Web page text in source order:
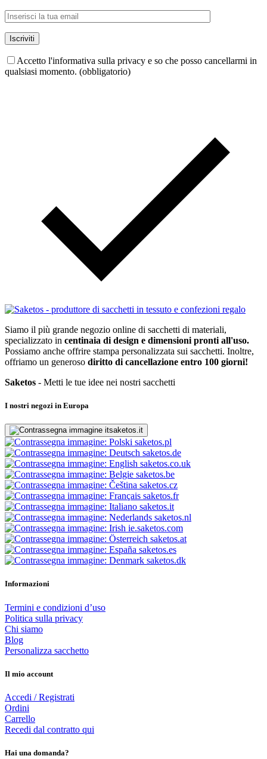
Accetto l'informativa sulla privacy e so che posso cancellarmi in
qualsiasi momento. (obbligatorio)
Siamo il più grande negozio online di sacchetti di materiali,
specializzato in centinaia di design e dimensioni pronti all'uso.
Possiamo anche offrire stampa personalizzata sui sacchetti. Inoltre,
offriamo un generoso diritto di cancellazione entro 100 giorni!
Saketos - Metti le tue idee nei nostri sacchetti
I nostri negozi in Europa
saketos.it
saketos.pl
saketos.de
saketos.co.uk
saketos.be
saketos.cz
saketos.fr
saketos.it
saketos.nl
ie.saketos.com
saketos.at
saketos.es
saketos.dk
Informazioni
Termini e condizioni d’uso
Politica sulla privacy
Chi siamo
Blog
Personalizza sacchetto
Il mio account
Accedi / Registrati
Ordini
Carrello
Recedi dal contratto qui
Hai una domanda?